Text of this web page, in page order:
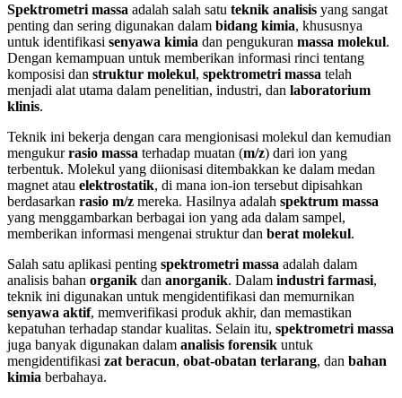
Spektrometri massa adalah salah satu teknik analisis yang sangat
penting dan sering digunakan dalam bidang kimia, khususnya
untuk identifikasi senyawa kimia dan pengukuran massa molekul.
Dengan kemampuan untuk memberikan informasi rinci tentang
komposisi dan struktur molekul, spektrometri massa telah
menjadi alat utama dalam penelitian, industri, dan laboratorium
klinis.
Teknik ini bekerja dengan cara mengionisasi molekul dan kemudian
mengukurrasio massa terhadap muatan (m/z) dari ion yang
terbentuk. Molekul yang diionisasi ditembakkan ke dalam medan
magnet atau elektrostatik, di mana ion-ion tersebut dipisahkan
berdasarkan rasio m/z mereka. Hasilnya adalah spektrum massa
yang menggambarkan berbagai ion yang ada dalam sampel,
memberikan informasi mengenai struktur dan berat molekul.
Salah satu aplikasi penting spektrometri massa adalah dalam
analisis bahan organik dan anorganik. Dalam industri farmasi,
teknik ini digunakan untuk mengidentifikasi dan memurnikan
senyawa aktif, memverifikasi produk akhir, dan memastikan
kepatuhan terhadap standar kualitas. Selain itu, spektrometri massa
juga banyak digunakan dalam analisis forensik untuk
mengidentifikasi zat beracun, obat-obatan terlarang, dan bahan
kimia berbahaya.